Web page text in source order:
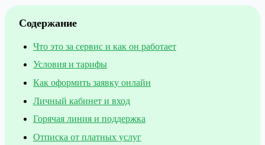
Содержание
Что это за сервис и как он работает
Условия и тарифы
Как оформить заявку онлайн
Личный кабинет и вход
Горячая линия и поддержка
Отписка от платных услуг